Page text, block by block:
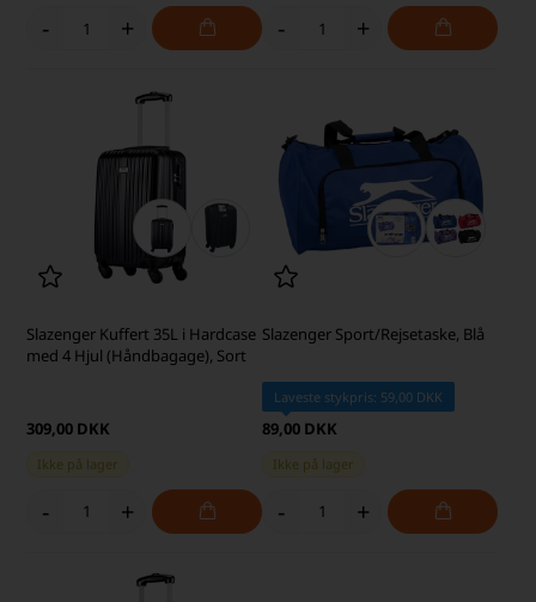
- + - +
Slazenger Kuffert 35L i Hardcase
med 4 Hjul (Håndbagage), Sort
309,00 DKK
Ikke på lager
- +
Slazenger Sport/Rejsetaske, Blå
Laveste stykpris: 59,00 DKK
89,00 DKK
Ikke på lager
- +